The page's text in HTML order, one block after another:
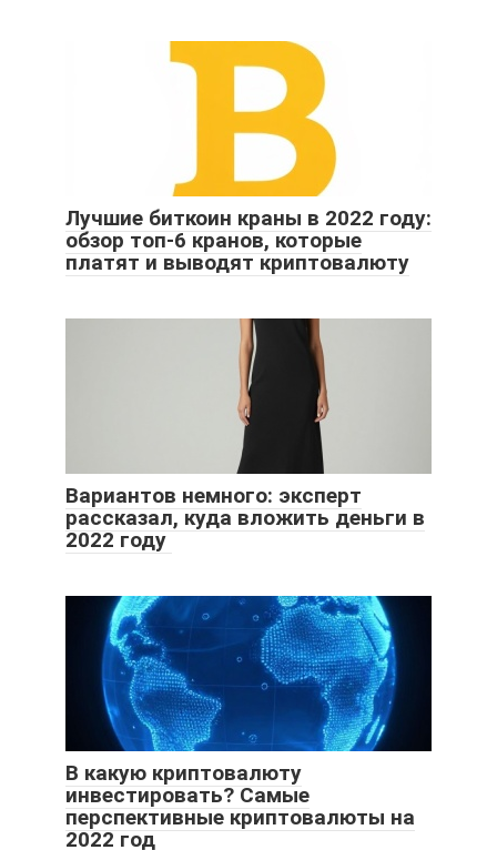
Лучшие биткоин краны в 2022 году:
обзор топ-6 кранов, которые
платят и выводят криптовалюту
Вариантов немного: эксперт
рассказал, куда вложить деньги в
2022 году
В какую криптовалюту
инвестировать? Самые
перспективные криптовалюты на
2022 год